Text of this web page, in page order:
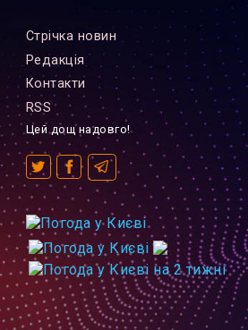
Стрiчка новин
Редакцiя
Контакти
RSS
Цей дощ надовго!